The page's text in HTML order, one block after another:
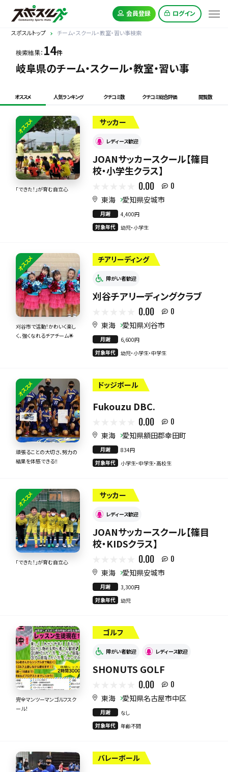
会員登録 ログイン
スポスルトップ チーム・スクール・教室・習い事検索
検索結果： 14件
岐阜県のチーム・スクール・教室・習い事
オススメ 人気ランキング クチコミ数 クチコミ総合評価 閲覧数
オススメ
「できた！」が育む自立心
サッカー
レディース歓迎
JOANサッカースクール【篠目
校・小学生クラス】
0.00 0
東海 愛知県安城市
月謝
4,400円
対象年代
幼児・小学生
オススメ
刈谷市で活動！かわいく楽し
く、強くなれるチアチーム🌟
チアリーディング
障がい者歓迎
刈谷チアリーディングクラブ
0.00 0
東海 愛知県刈谷市
月謝
6,600円
対象年代
幼児・小学生・中学生
オススメ
頑張ることの大切さ、努力の
結果を体感できる‼︎
ドッジボール
Fukouzu DBC.
0.00 0
東海 愛知県額田郡幸田町
月謝
834円
対象年代
小学生・中学生・高校生
オススメ
「できた！」が育む自立心
サッカー
レディース歓迎
JOANサッカースクール【篠目
校・KIDSクラス】
0.00 0
東海 愛知県安城市
月謝
3,300円
対象年代
幼児
完全マンツーマンゴルフスク
ール！
ゴルフ
障がい者歓迎 レディース歓迎
SHONUTS GOLF
0.00 0
東海 愛知県名古屋市中区
月謝
なし
対象年代
年齢不問
バレーボール